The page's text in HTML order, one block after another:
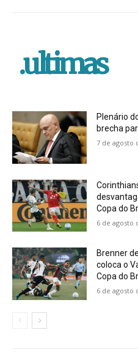
.ultimas
Plenário
brecha
7 de agosto
Copa do
6 de agosto
Brenner
coloca o
Copa do
6 de agosto